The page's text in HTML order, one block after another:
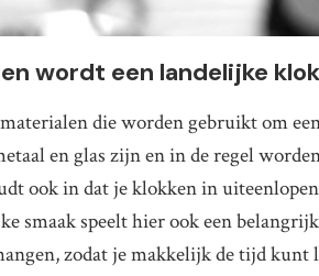
wordt een landelijke
die worden gebruikt om
en glas zijn en in de regel
ook in dat je klokken in
smaak speelt hier ook een
zodat je makkelijk de tijd